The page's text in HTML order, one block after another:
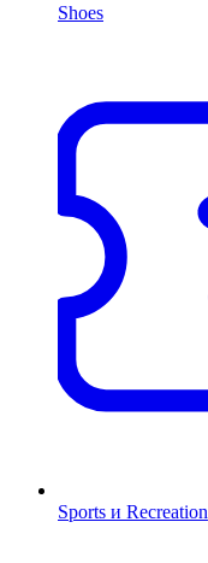
Shoes
Sports и Recreation